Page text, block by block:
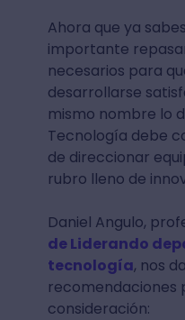
Ahora que ya
importante
necesarios para
desarrollarse
mismo nombre lo
Tecnología debe
de direccionar
rubro lleno de
Daniel Angulo,
de Liderando
tecnología, nos
recomendaciones
consideración: